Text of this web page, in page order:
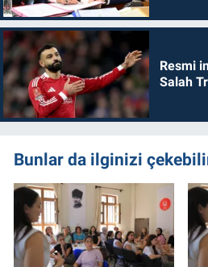
Resmi
Salah
Bunlar da ilginizi